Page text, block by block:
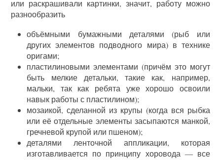
или раскрашивали картинки, значит, работу можно
разнообразить
объёмными бумажными деталями (рыб или
других элементов подводного мира) в технике
оригами;
пластилиновыми элементами (причём это могут
быть мелкие детальки, такие как, например,
мальки, так как ребята уже хорошо освоили
навык работы с пластилином);
мозаикой, сделанной из крупы (когда вся рыбка
или её отдельные элементы засыпаются манкой,
гречневой крупой или пшеном);
деталями ленточной аппликации, которая
изготавливается по принципу хоровода — все